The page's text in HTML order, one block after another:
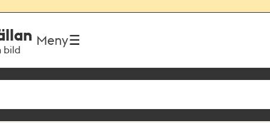
bild
Meny